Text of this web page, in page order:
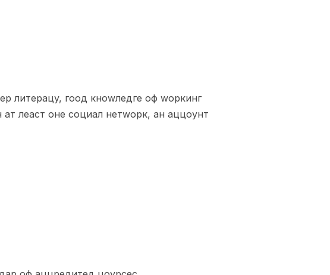
литерацy, гоод кноwледге оф wоркинг
леаст оне социал нетwорк, ан аццоунт